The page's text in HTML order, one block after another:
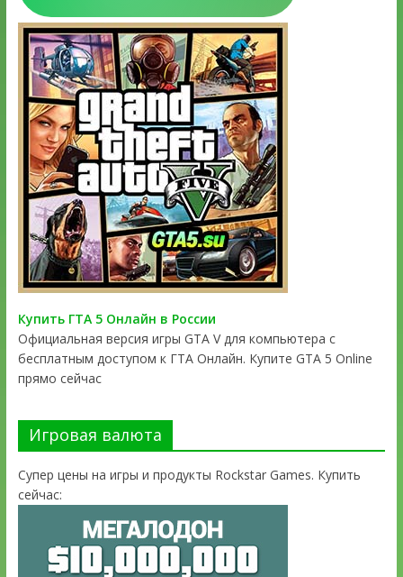
Купить ГТА 5 Онлайн в России
Официальная версия игры GTA V для компьютера с
бесплатным доступом к ГТА Онлайн. Купите GTA 5 Online
прямо сейчас
Игровая валюта
Супер цены на игры и продукты Rockstar Games. Купить
сейчас: